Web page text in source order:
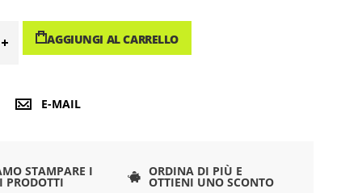
AGGIUNGI AL CARRELLO
E-MAIL
STAMPARE I
PRODOTTI
ORDINA DI PIÙ E
OTTIENI UNO SCONTO